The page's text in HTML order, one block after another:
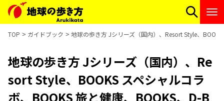
TOP ガイドブック 地球の歩き方 Jシリーズ（国内）、Resort Style、
地球の歩き方 Jシリーズ（国内）、Re
sort Style、BOOKS スペシャルコラ
ボ、BOOKS 旅と健康、BOOKS、D-B